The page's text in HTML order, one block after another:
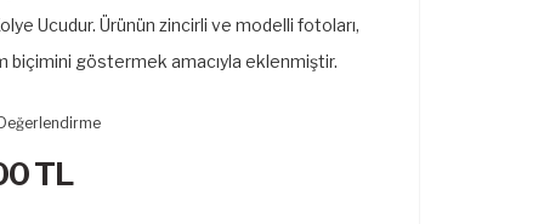
Ucudur. Ürünün zincirli ve modelli fotoları,
biçimini göstermek amacıyla eklenmiştir.
Değerlendirme
TL